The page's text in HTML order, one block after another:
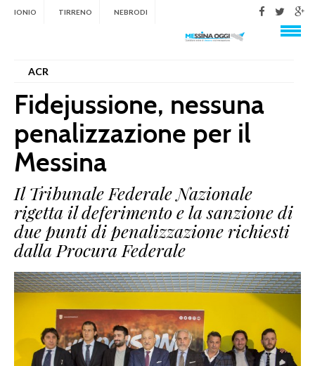
IONIO TIRRENO NEBRODI
ACR
Fidejussione, nessuna
penalizzazione per il
Messina
Il Tribunale Federale Nazionale
rigetta il deferimento e la sanzione di
due punti di penalizzazione richiesti
dalla Procura Federale